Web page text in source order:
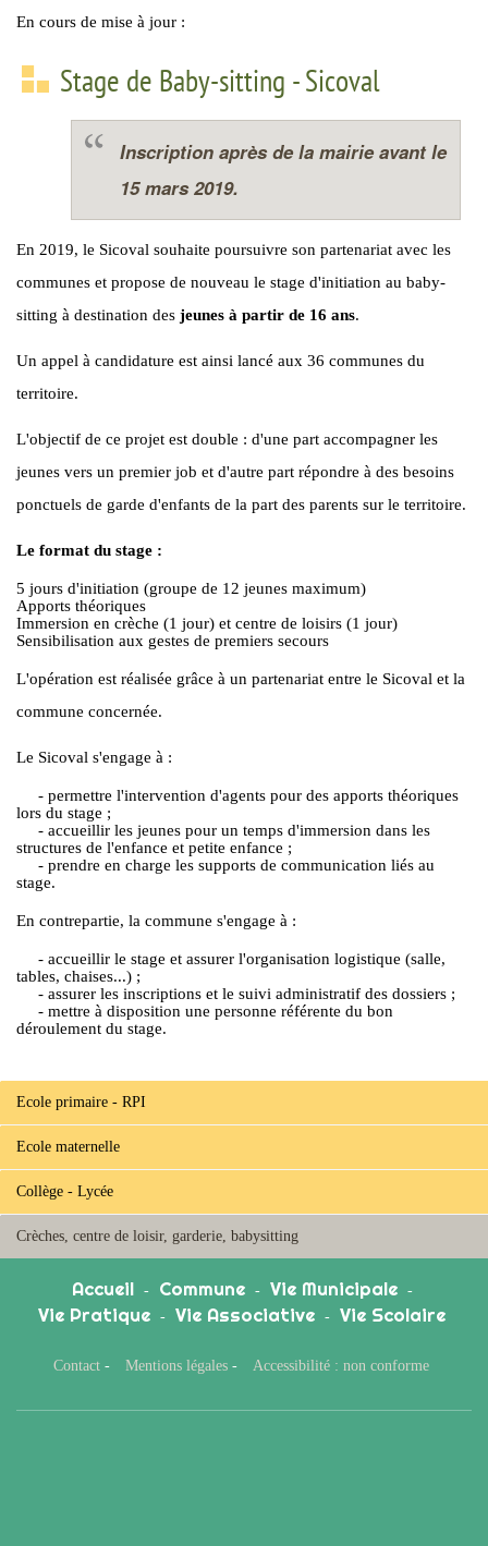
En cours de mise à jour :
Stage de Baby-sitting - Sicoval
Inscription après de la mairie avant le
15 mars 2019.
En 2019, le Sicoval souhaite poursuivre son partenariat avec les
communes et propose de nouveau le stage d'initiation au baby-
sitting à destination des jeunes à partir de 16 ans.
Un appel à candidature est ainsi lancé aux 36 communes du
territoire.
L'objectif de ce projet est double : d'une part accompagner les
jeunes vers un premier job et d'autre part répondre à des besoins
ponctuels de garde d'enfants de la part des parents sur le territoire.
Le format du stage :
5 jours d'initiation (groupe de 12 jeunes maximum)
Apports théoriques
Immersion en crèche (1 jour) et centre de loisirs (1 jour)
Sensibilisation aux gestes de premiers secours
L'opération est réalisée grâce à un partenariat entre le Sicoval et la
commune concernée.
Le Sicoval s'engage à :
- permettre l'intervention d'agents pour des apports théoriques
lors du stage ;
- accueillir les jeunes pour un temps d'immersion dans les
structures de l'enfance et petite enfance ;
- prendre en charge les supports de communication liés au
stage.
En contrepartie, la commune s'engage à :
- accueillir le stage et assurer l'organisation logistique (salle,
tables, chaises...) ;
- assurer les inscriptions et le suivi administratif des dossiers ;
- mettre à disposition une personne référente du bon
déroulement du stage.
Ecole primaire - RPI
Ecole maternelle
Collège - Lycée
Crèches, centre de loisir, garderie, babysitting
Accueil - Commune - Vie Municipale -
Vie Pratique - Vie Associative - Vie Scolaire
Contact - Mentions légales - Accessibilité : non conforme